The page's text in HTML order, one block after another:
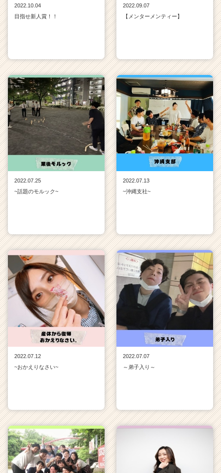
2022.10.04
目指せ新人賞！！
2022.09.07
【メンターメンティー】
2022.07.25
~話題のモルック~
2022.07.13
~沖縄支社~
2022.07.12
~おかえりなさい~
2022.07.07
～弟子入り～